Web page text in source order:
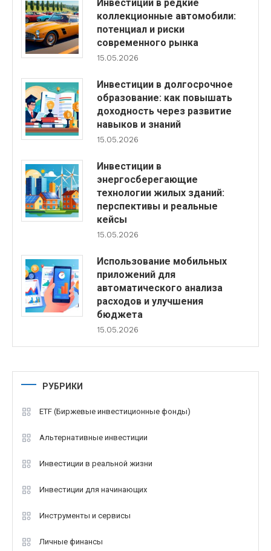
Инвестиции в редкие
коллекционные автомобили:
потенциал и риски
современного рынка
15.05.2026
Инвестиции в долгосрочное
образование: как повышать
доходность через развитие
навыков и знаний
15.05.2026
Инвестиции в
энергосберегающие
технологии жилых зданий:
перспективы и реальные
кейсы
15.05.2026
Использование мобильных
приложений для
автоматического анализа
расходов и улучшения
бюджета
15.05.2026
РУБРИКИ
ETF (Биржевые инвестиционные фонды)
Альтернативные инвестиции
Инвестиции в реальной жизни
Инвестиции для начинающих
Инструменты и сервисы
Личные финансы